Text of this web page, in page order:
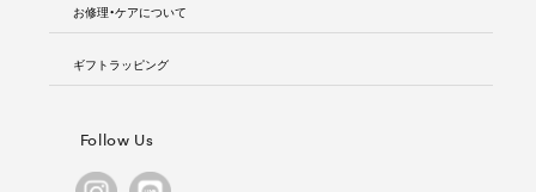
お修理・ケアについて
ギフトラッピング
Follow Us